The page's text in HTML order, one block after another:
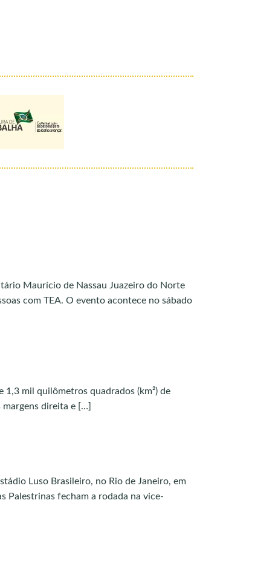
Maurício de Nassau Juazeiro do Norte
com TEA. O evento acontece no sábado
1,3 mil quilômetros quadrados (km²) de
margens direita e […]
Luso Brasileiro, no Rio de Janeiro, em
Palestrinas fecham a rodada na vice-